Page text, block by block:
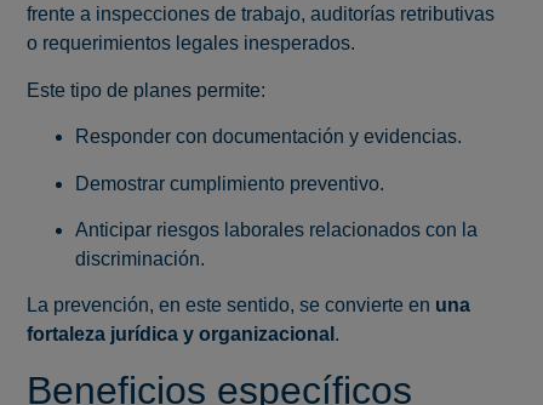
frente a inspecciones de trabajo, auditorías retributivas
o requerimientos legales inesperados.
Este tipo de planes permite:
Responder con documentación y evidencias.
Demostrar cumplimiento preventivo.
Anticipar riesgos laborales relacionados con la
discriminación.
La prevención, en este sentido, se convierte en una
fortaleza jurídica y organizacional .
Beneficios específicos